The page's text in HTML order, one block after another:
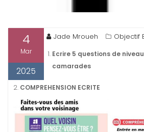
4
Mar
2025
Jade Mroueh Objectif
Ecrire 5 questions de
camarades
2. COMPREHENSION ECRITE